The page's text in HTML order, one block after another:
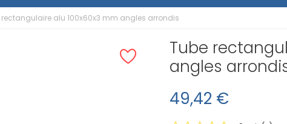
rectangulaire alu 100x60x3 mm angles arrondis
Tube
angles
49,42 €